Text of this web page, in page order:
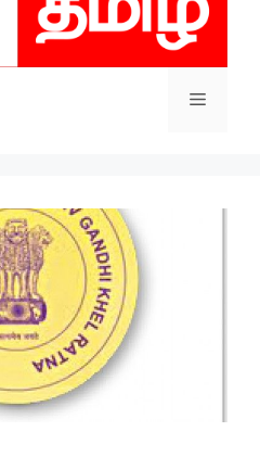
Menu